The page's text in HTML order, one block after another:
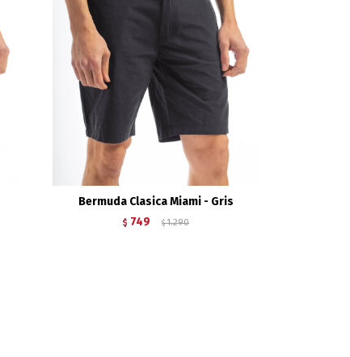
Bermuda Clasica Miami - Gris
$ 749 $ 1.290